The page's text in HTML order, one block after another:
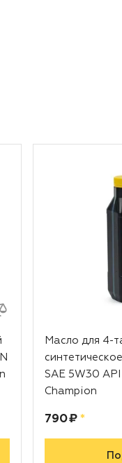
Масло для 4-
SAE 5W30
Champion
Цена:
790 ₽ рублей
*